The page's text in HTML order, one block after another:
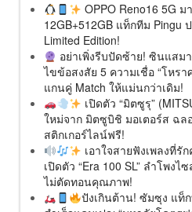
OPPO Reno16 5G
12GB+512GB แท็กทีม Pingu
Limited Edition!
อย่าเพิ่งรีบปัดซ้าย! ซินแสม
ไขข้อสงสัย 5 ความเชื่อ “โหรา
แกนคู่ Match ให้แม่นกว่าเดิม!
เปิดตัว “มิตซูรุ”
ใหม่จาก มิตซูบิชิ มอเตอร์ส ฉล
สติกเกอร์ไลน์ฟรี!
เอาใจสายฟังเพลงที่รั
เปิดตัว “Era 100 SL” ลำโพง
ไม่ตัดทอนคุณภาพ!
ปังเกินต้าน! ซัมซุง แท็